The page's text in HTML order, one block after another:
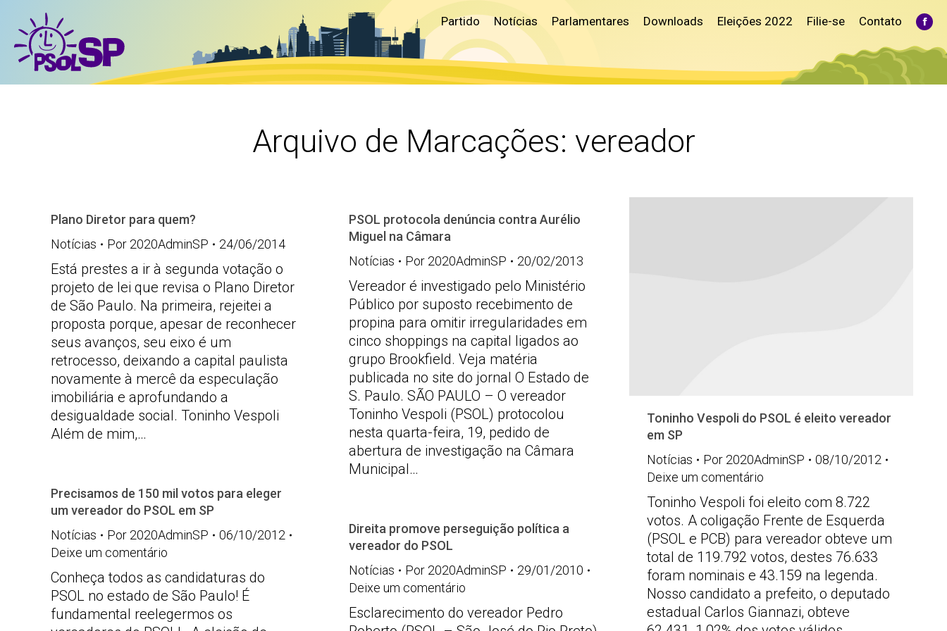
Partido Notícias Parlamentares Downloads Eleições 2022 Filie-se Contato
Arquivo de Marcações: vereador
Plano Diretor para quem?
Notícias
Por 2020AdminSP 24/06/2014
Está prestes a ir à segunda votação o
projeto de lei que revisa o Plano Diretor
de São Paulo. Na primeira, rejeitei a
proposta porque, apesar de reconhecer
seus avanços, seu eixo é um
retrocesso, deixando a capital paulista
novamente à mercê da especulação
imobiliária e aprofundando a
desigualdade social. Toninho Vespoli
Além de mim,…
PSOL protocola denúncia contra Aurélio
Miguel na Câmara
Notícias
Por 2020AdminSP 20/02/2013
Vereador é investigado pelo Ministério
Público por suposto recebimento de
propina para omitir irregularidades em
cinco shoppings na capital ligados ao
grupo Brookfield. Veja matéria
publicada no site do jornal O Estado de
S. Paulo. SÃO PAULO – O vereador
Toninho Vespoli (PSOL) protocolou
nesta quarta-feira, 19, pedido de
abertura de investigação na Câmara
Municipal…
Toninho Vespoli do PSOL é eleito vereador
em SP
Notícias
Por 2020AdminSP
08/10/2012
Deixe um comentário
Toninho Vespoli foi eleito com 8.722
votos. A coligação Frente de Esquerda
(PSOL e PCB) para vereador obteve um
total de 119.792 votos, destes 76.633
foram nominais e 43.159 na legenda.
Nosso candidato a prefeito, o deputado
estadual Carlos Giannazi, obteve
Precisamos de 150 mil votos para eleger
um vereador do PSOL em SP
Notícias
Por 2020AdminSP
06/10/2012
Deixe um comentário
Conheça todos as candidaturas do
PSOL no estado de São Paulo! É
fundamental reelegermos os
Direita promove perseguição política a
vereador do PSOL
Notícias
Por 2020AdminSP
29/01/2010
Deixe um comentário
Esclarecimento do vereador Pedro